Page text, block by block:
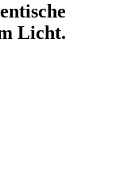
Licht.